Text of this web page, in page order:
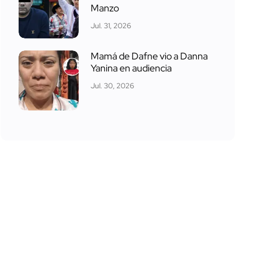
Manzo
Jul. 31, 2026
Mamá de Dafne vio a Danna
Yanina en audiencia
Jul. 30, 2026